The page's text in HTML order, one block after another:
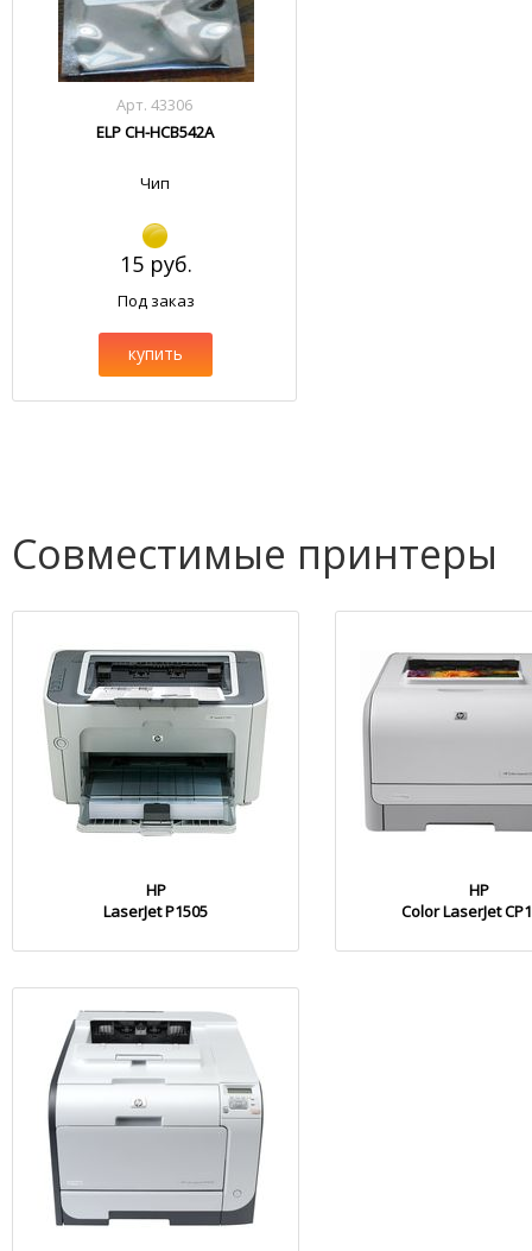
Арт. 43306
ELP CH-HCB542A
Чип
15 руб.
Под заказ
купить
Совместимые принтеры
HP
LaserJet P1505
HP
Color LaserJet